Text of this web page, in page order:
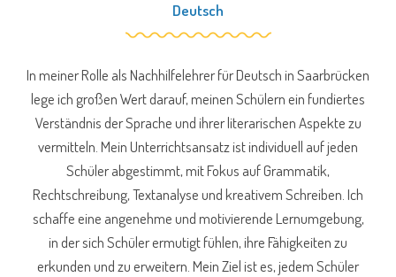
Deutsch
In meiner Rolle als Nachhilfelehrer für Deutsch in Saarbrücken
lege ich großen Wert darauf, meinen Schülern ein fundiertes
Verständnis der Sprache und ihrer literarischen Aspekte zu
vermitteln. Mein Unterrichtsansatz ist individuell auf jeden
Schüler abgestimmt, mit Fokus auf Grammatik,
Rechtschreibung, Textanalyse und kreativem Schreiben. Ich
schaffe eine angenehme und motivierende Lernumgebung,
in der sich Schüler ermutigt fühlen, ihre Fähigkeiten zu
erkunden und zu erweitern. Mein Ziel ist es, jedem Schüler